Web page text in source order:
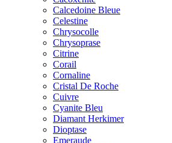
Calcedoine Bleue
Celestine
Chrysocolle
Chrysoprase
Citrine
Corail
Cornaline
Cristal De Roche
Cuivre
Cyanite Bleu
Diamant Herkimer
Dioptase
Emeraude